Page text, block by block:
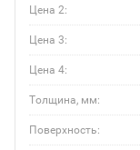
Цена 2:
Цена 3:
Цена 4:
Толщина, мм:
Поверхность: